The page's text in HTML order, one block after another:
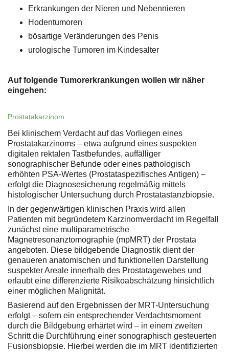
Erkrankungen der Nieren und Nebennieren
Hodentumoren
bösartige Veränderungen des Penis
urologische Tumoren im Kindesalter
Auf folgende Tumorerkrankungen wollen wir näher
eingehen:
Prostatakarzinom
Bei klinischem Verdacht auf das Vorliegen eines
Prostatakarzinoms – etwa aufgrund eines suspekten
digitalen rektalen Tastbefundes, auffälliger
sonographischer Befunde oder eines pathologisch
erhöhten PSA-Wertes (Prostataspezifisches Antigen) –
erfolgt die Diagnosesicherung regelmäßig mittels
histologischer Untersuchung durch Prostatastanzbiopsie.
In der gegenwärtigen klinischen Praxis wird allen
Patienten mit begründetem Karzinomverdacht im Regelfall
zunächst eine multiparametrische
Magnetresonanztomographie (mpMRT) der Prostata
angeboten. Diese bildgebende Diagnostik dient der
genaueren anatomischen und funktionellen Darstellung
suspekter Areale innerhalb des Prostatagewebes und
erlaubt eine differenzierte Risikoabschätzung hinsichtlich
einer möglichen Malignität.
Basierend auf den Ergebnissen der MRT-Untersuchung
erfolgt – sofern ein entsprechender Verdachtsmoment
durch die Bildgebung erhärtet wird – in einem zweiten
Schritt die Durchführung einer sonographisch gesteuerten
Fusionsbiopsie. Hierbei werden die im MRT identifizierten